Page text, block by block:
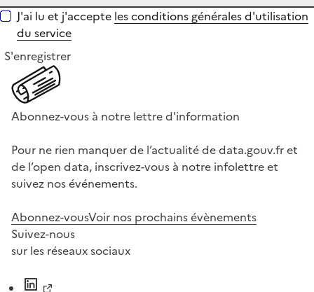
J'ai lu et j'accepte les conditions générales d'utilisation
du service
S'enregistrer
Abonnez-vous à notre lettre d'information
Pour ne rien manquer de l’actualité de data.gouv.fr et
de l’open data, inscrivez-vous à notre infolettre et
suivez nos événements.
Abonnez-vousVoir nos prochains évènements
Suivez-nous
sur les réseaux sociaux